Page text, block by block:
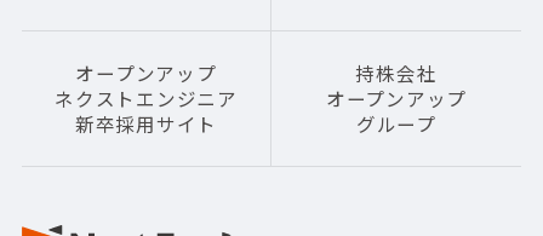
オープンアップ
ネクストエンジニア
新卒採用サイト
持株会社
オープンアップ
グループ